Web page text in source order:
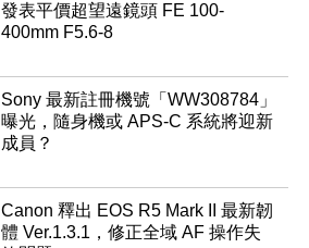
發表平價超望遠鏡頭 FE 100-
400mm F5.6-8
Sony 最新註冊機號「WW308784」
曝光，隨身機或 APS-C 系統將迎新
成員？
Canon 釋出 EOS R5 Mark II 最新韌
體 Ver.1.3.1，修正全域 AF 操作失